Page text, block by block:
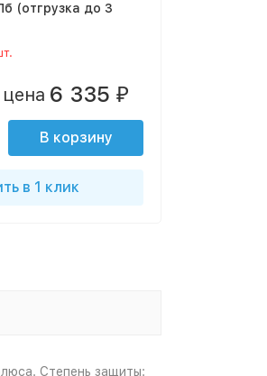
(отгрузка до 3
6 335 ₽
В корзину
в 1 клик
Степень защиты: